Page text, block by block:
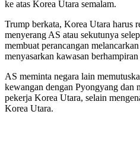
ke atas Korea Utara semalam.
Trump berkata, Korea Utara harus
menyerang AS atau sekutunya
membuat perancangan
menyasarkan kawasan
AS meminta negara lain
kewangan dengan Pyongyang dan
pekerja Korea Utara, selain
Korea Utara.